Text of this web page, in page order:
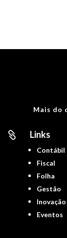
Mais do
 Links
Contábil
Fiscal
Folha
Gestão
Inovação
Eventos